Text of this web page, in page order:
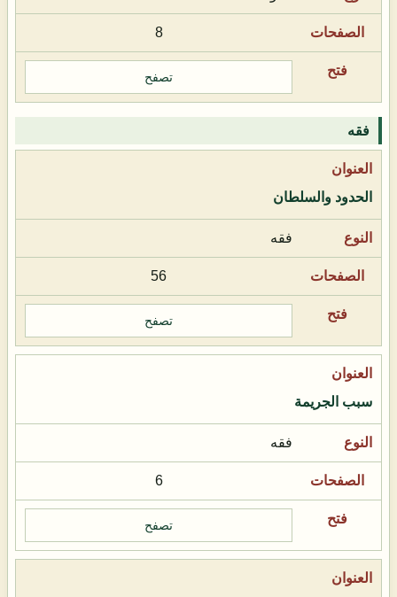
8
تصفح
فقه
الحدود والسلطان
فقه
56
تصفح
سبب الجريمة
فقه
6
تصفح